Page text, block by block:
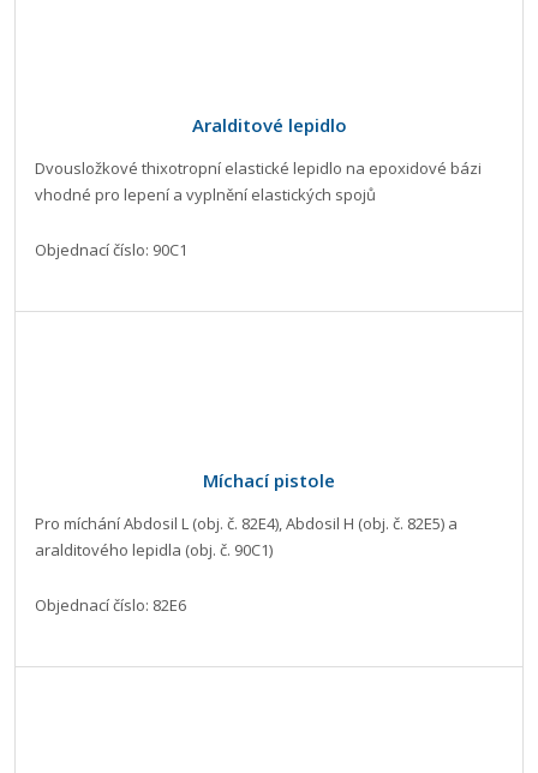
Aralditové lepidlo
Dvousložkové thixotropní elastické lepidlo na epoxidové bázi
vhodné pro lepení a vyplnění elastických spojů
Objednací číslo: 90C1
Míchací pistole
Pro míchání Abdosil L (obj. č. 82E4), Abdosil H (obj. č. 82E5) a
aralditového lepidla (obj. č. 90C1)
Objednací číslo: 82E6